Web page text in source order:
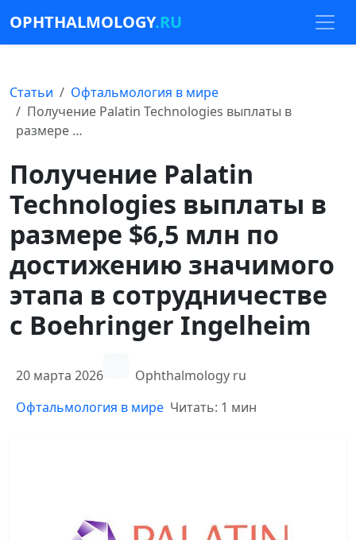
OPHTHALMOLOGY.RU
Статьи
Офтальмология в мире
Получение Palatin Technologies выплаты в
размере …
Получение Palatin
Technologies выплаты в
размере $6,5 млн по
достижению значимого
этапа в сотрудничестве
с Boehringer Ingelheim
20 марта 2026
Ophthalmology ru
Офтальмология в мире Читать: 1 мин